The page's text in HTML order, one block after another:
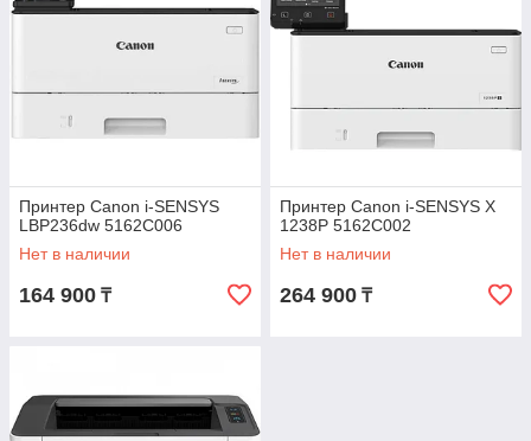
Принтер Canon i-SENSYS
LBP236dw 5162C006
Нет в наличии
164 900 ₸
Принтер Canon i-SENSYS X
1238P 5162C002
Нет в наличии
264 900 ₸